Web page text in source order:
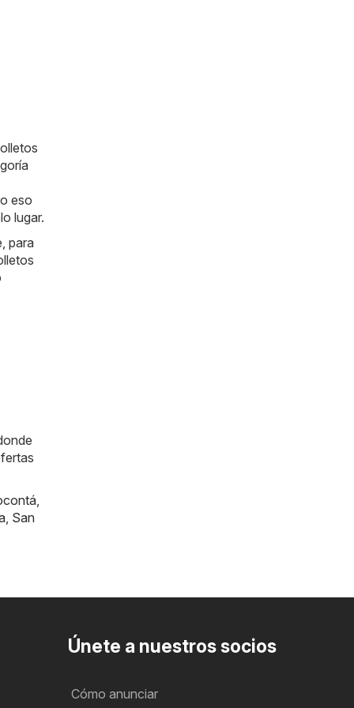
eso
lugar.
para
,
, San
Únete a nuestros socios
Cómo anunciar